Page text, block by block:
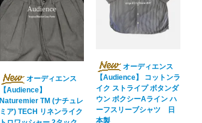
オーディエンス
【Audience】
Naturemier TM (ナチュレ
ミア) TECH リネンライク
オーディエンス
【Audience】 コットンラ
イク ストライプ ボタンダ
ウン ボクシーAライン ハ
ーフスリーブシャツ 日
本製